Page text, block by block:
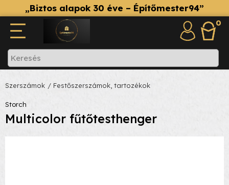
„Biztos alapok 30 éve – Építőmester94”
0
Szerszámok / Festőszerszámok, tartozékok
Storch
Multicolor fűtőtesthenger